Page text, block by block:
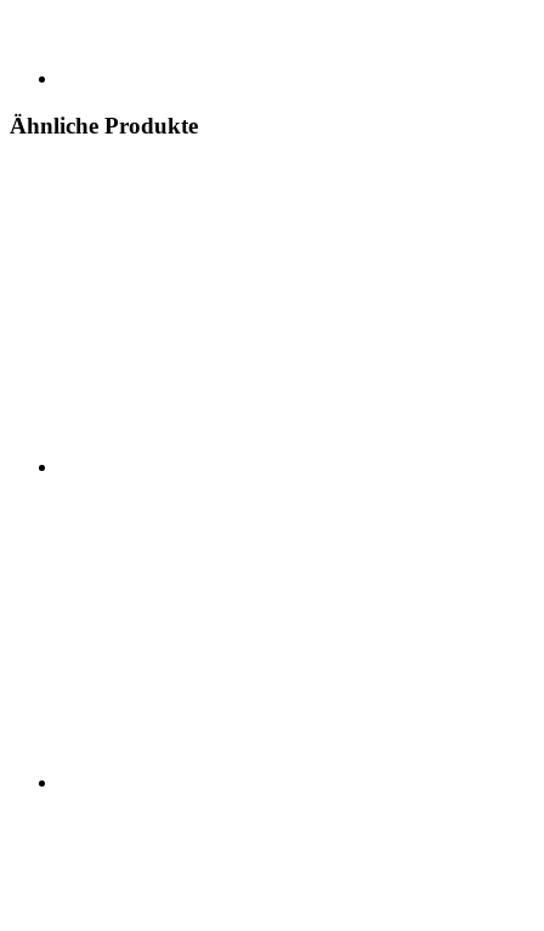
Ähnliche Produkte